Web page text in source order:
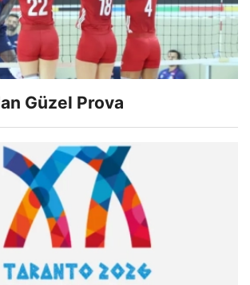
Güzel Prova